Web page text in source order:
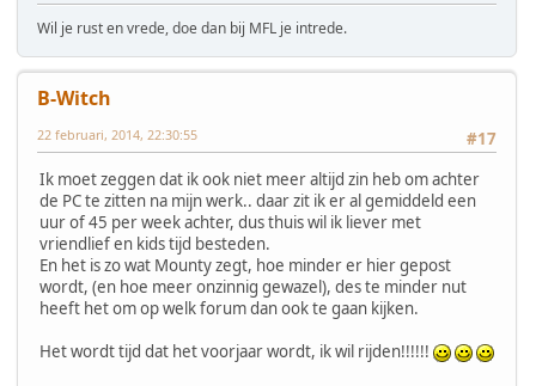
Wil je rust en vrede, doe dan bij MFL je intrede.
B-Witch
#17
22 februari, 2014, 22:30:55
Ik moet zeggen dat ik ook niet meer altijd zin heb om achter
de PC te zitten na mijn werk.. daar zit ik er al gemiddeld een
uur of 45 per week achter, dus thuis wil ik liever met
vriendlief en kids tijd besteden.
En het is zo wat Mounty zegt, hoe minder er hier gepost
wordt, (en hoe meer onzinnig gewazel), des te minder nut
heeft het om op welk forum dan ook te gaan kijken.
Het wordt tijd dat het voorjaar wordt, ik wil rijden!!!!!!